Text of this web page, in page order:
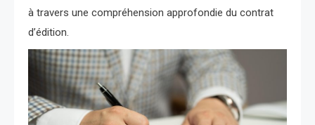
à travers une compréhension approfondie du contrat
d’édition.